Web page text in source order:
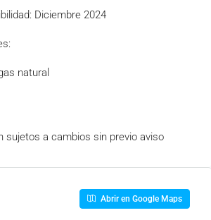
Diciembre 2024
natural
sujetos a cambios sin previo aviso
Abrir en Google Maps